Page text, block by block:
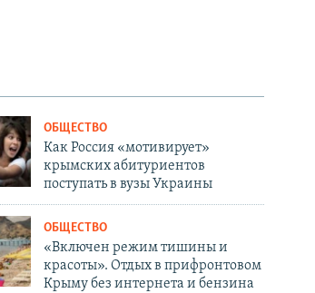
ОБЩЕСТВО
Как Россия «мотивирует»
крымских абитуриентов
поступать в вузы Украины
ОБЩЕСТВО
«Включен режим тишины и
красоты». Отдых в прифронтовом
Крыму без интернета и бензина